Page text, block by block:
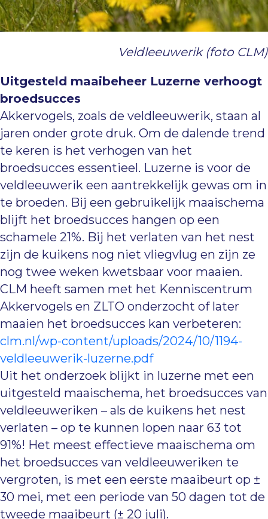
Veldleeuwerik (foto CLM)
Uitgesteld maaibeheer Luzerne verhoogt
broedsucces
Akkervogels, zoals de veldleeuwerik, staan al
jaren onder grote druk. Om de dalende trend
te keren is het verhogen van het
broedsucces essentieel. Luzerne is voor de
veldleeuwerik een aantrekkelijk gewas om in
te broeden. Bij een gebruikelijk maaischema
blijft het broedsucces hangen op een
schamele 21%. Bij het verlaten van het nest
zijn de kuikens nog niet vliegvlug en zijn ze
nog twee weken kwetsbaar voor maaien.
CLM heeft samen met het Kenniscentrum
Akkervogels en ZLTO onderzocht of later
maaien het broedsucces kan verbeteren:
clm.nl/wp-content/uploads/2024/10/1194-
veldleeuwerik-luzerne.pdf
Uit het onderzoek blijkt in luzerne met een
uitgesteld maaischema, het broedsucces van
veldleeuweriken – als de kuikens het nest
verlaten – op te kunnen lopen naar 63 tot
91%! Het meest effectieve maaischema om
het broedsucces van veldleeuweriken te
vergroten, is met een eerste maaibeurt op ±
30 mei, met een periode van 50 dagen tot de
tweede maaibeurt (± 20 juli).